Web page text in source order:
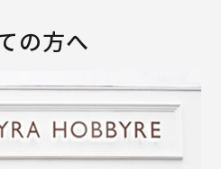
の方へ